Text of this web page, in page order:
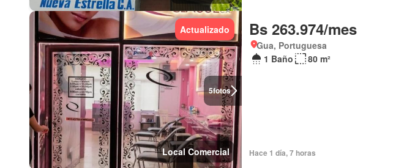
5fotos
Actualizado
Local Comercial
Bs 263.974/mes
Gua, Portuguesa
1 Baño
80 m²
Hace 1 día, 7 horas